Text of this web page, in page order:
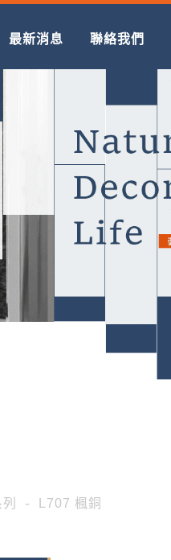
最新消息 聯絡我們
L707 楓銅